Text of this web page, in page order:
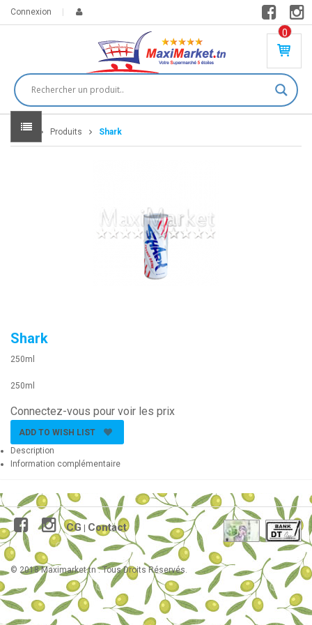
Connexion
0
PR
DU
IT(
S)
Home Produits Shark
Shark
250ml
250ml
Connectez-vous pour voir les prix
ADD TO WISH LIST
Description
Information complémentaire
CG Contact
© 2018 Maximarket.tn . Tous Droits Réservés.